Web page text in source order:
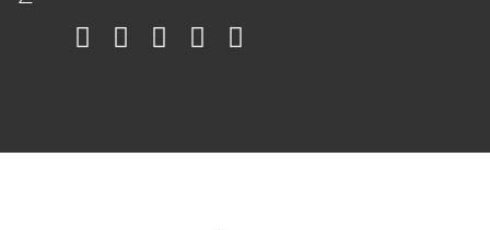
Item Item Item Item